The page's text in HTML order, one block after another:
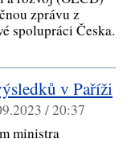
zprávu z
spolupráci Česka.
v Paříži
/ 20:37
ministra